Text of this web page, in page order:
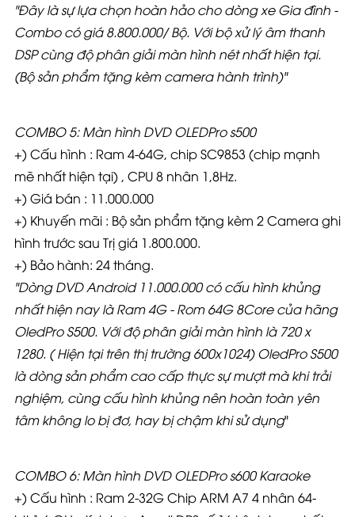
"Đây là sự lựa chọn hoàn hảo cho dòng xe Gia đình -
Combo có giá 8.800.000/ Bộ. Với bộ xử lý âm thanh
DSP cùng độ phân giải màn hình nét nhất hiện tại.
(Bộ sản phẩm tặng kèm camera hành trình)"
COMBO 5: Màn hình DVD OLEDPro s500
+) Cấu hình : Ram 4-64G, chip SC9853 (chip mạnh
mẽ nhất hiện tại) , CPU 8 nhân 1,8Hz.
+) Giá bán : 11.000.000
+) Khuyến mãi : Bộ sản phẩm tặng kèm 2 Camera ghi
hình trước sau Trị giá 1.800.000.
+) Bảo hành: 24 tháng.
"Dòng DVD Android 11.000.000 có cấu hình khủng
nhất hiện nay là Ram 4G - Rom 64G 8Core của hãng
OledPro S500. Với độ phân giải màn hình là 720 x
1280. ( Hiện tại trên thị trường 600x1024) OledPro S500
là dòng sản phẩm cao cấp thực sự mượt mà khi trải
nghiệm, cùng cấu hình khủng nên hoàn toàn yên
tâm không lo bị đơ, hay bị chậm khi sử dụng"
COMBO 6: Màn hình DVD OLEDPro s600 Karaoke
+) Cấu hình : Ram 2-32G Chip ARM A7 4 nhân 64-